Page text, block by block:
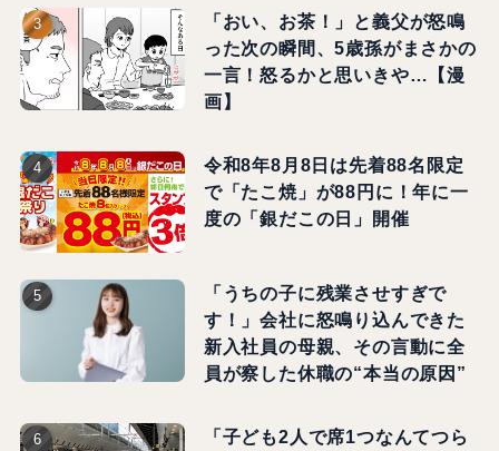
「おい、お茶！」と義父が怒鳴
った次の瞬間、5歳孫がまさかの
一言！怒るかと思いきや…【漫
画】
令和8年8月8日は先着88名限定
で「たこ焼」が88円に！年に一
度の「銀だこの日」開催
「うちの子に残業させすぎで
す！」会社に怒鳴り込んできた
新入社員の母親、その言動に全
員が察した休職の“本当の原因”
「子ども2人で席1つなんてつら